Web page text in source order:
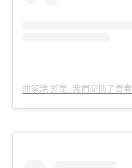
曲家瑞 於是 我們交換了青春